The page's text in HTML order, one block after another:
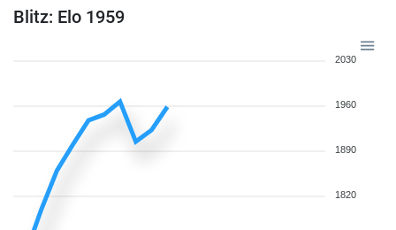
Blitz: Elo 1959
2030
1960
1890
1820